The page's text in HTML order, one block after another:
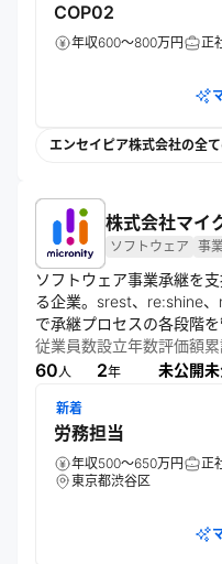
COP02
年収600～800万円 正
エンセイピア株式会社の全
株式会社マイ
ソフトウェア 事
ソフトウェア事業承継を
る企業。srest、re:shine
で承継プロセスの各段階
代に安全かつ円滑に継承
成長と安定経営を支える仕
従業員数
60人
設立年数
2年
評価額
未公開
新着
労務担当
年収500～650万円 正
東京都渋谷区